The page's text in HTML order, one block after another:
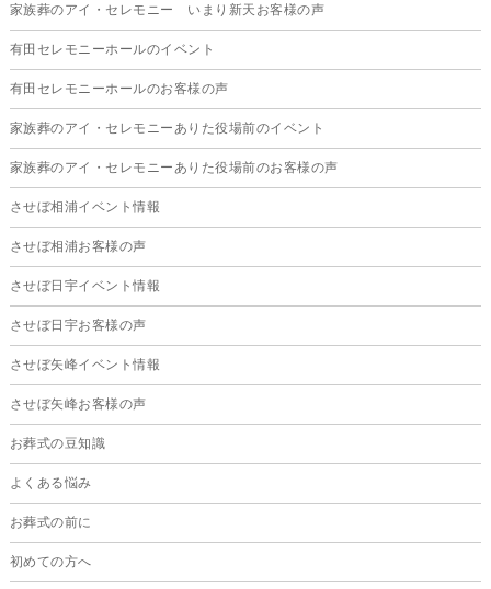
家族葬のアイ・セレモニー いまり新天お客様の声
有田セレモニーホールのイベント
有田セレモニーホールのお客様の声
家族葬のアイ・セレモニーありた役場前のイベント
家族葬のアイ・セレモニーありた役場前のお客様の声
させぼ相浦イベント情報
させぼ相浦お客様の声
させぼ日宇イベント情報
させぼ日宇お客様の声
させぼ矢峰イベント情報
させぼ矢峰お客様の声
お葬式の豆知識
よくある悩み
お葬式の前に
初めての方へ